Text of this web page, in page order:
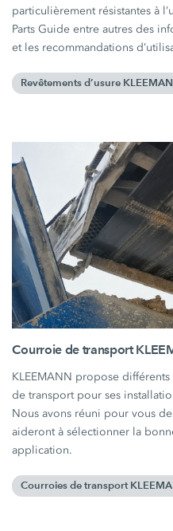
particulièrement résistantes à
Parts Guide entre autres des
et les recommandations
Revêtements d’usure
Courroie de transport
KLEEMANN propose
de transport pour ses
Nous avons réuni pour vous
aideront à sélectionner la
application.
Courroies de transport